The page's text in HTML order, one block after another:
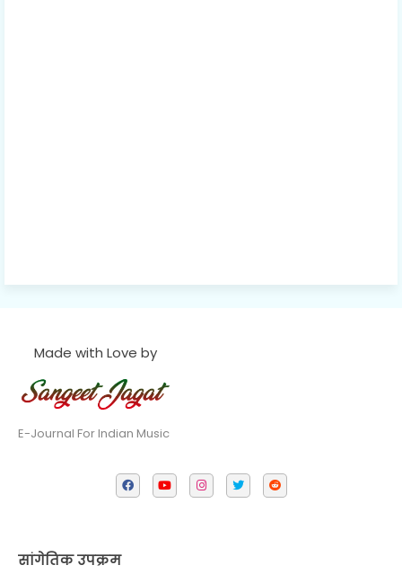
Made with Love by
E-Journal For Indian Music
सांगेतिक उपक्रम